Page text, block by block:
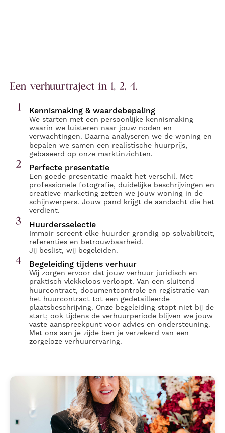
Een verhuurtraject in 1, 2, 4.
1
Kennismaking & waardebepaling
We starten met een persoonlijke kennismaking
waarin we luisteren naar jouw noden en
verwachtingen. Daarna analyseren we de woning en
bepalen we samen een realistische huurprijs,
gebaseerd op onze marktinzichten.
2 Perfecte presentatie
Een goede presentatie maakt het verschil. Met
professionele fotografie, duidelijke beschrijvingen en
creatieve marketing zetten we jouw woning in de
schijnwerpers. Jouw pand krijgt de aandacht die het
verdient.
3 Huurdersselectie
Immoir screent elke huurder grondig op solvabiliteit,
referenties en betrouwbaarheid.
Jij beslist, wij begeleiden.
4 Begeleiding tijdens verhuur
Wij zorgen ervoor dat jouw verhuur juridisch en
praktisch vlekkeloos verloopt. Van een sluitend
huurcontract, documentcontrole en registratie van
het huurcontract tot een gedetailleerde
plaatsbeschrijving. Onze begeleiding stopt niet bij de
start; ook tijdens de verhuurperiode blijven we jouw
vaste aanspreekpunt voor advies en ondersteuning.
Met ons aan je zijde ben je verzekerd van een
zorgeloze verhuurervaring.